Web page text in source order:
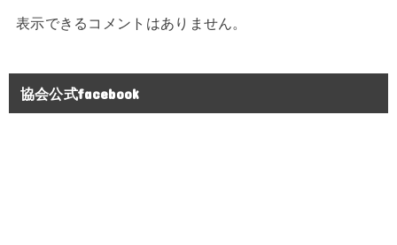
表示できるコメントはありません。
協会公式facebook